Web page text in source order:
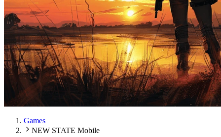
Games
NEW STATE Mobile